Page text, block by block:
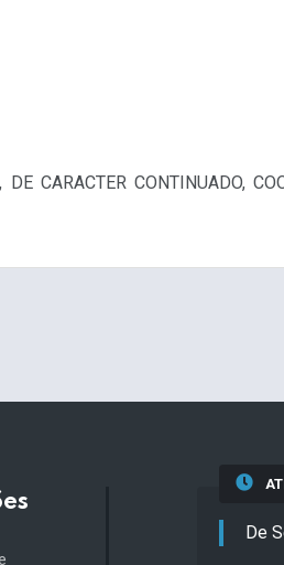
CARACTER CONTINUADO,
De